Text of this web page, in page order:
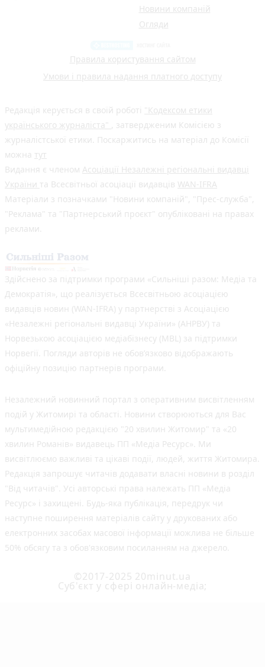
Новини компаній
Огляди
Правила користування сайтом
Умови і правила надання платного доступу
Редакція керується в своїй роботі "Кодексом етики
українського журналіста" , затвердженим Комісією з
журналістської етики. Поскаржитись на матеріал до Комісії
можна тут
Видання є членом Асоціації Незалежні регіональні видавці
України та Всесвітньої асоціації видавців WAN-IFRA
Матеріали з позначками "Новини компаній", "Прес-служба",
"Реклама" та "Партнерський проєкт" опубліковані на правах
реклами.
Здійснено за підтримки програми «Сильніші разом: Медіа та
Демократія», що реалізується Всесвітньою асоціацією
видавців новин (WAN-IFRA) у партнерстві з Асоціацією
«Незалежні регіональні видавці України» (АНРВУ) та
Норвезькою асоціацією медіабізнесу (MBL) за підтримки
Норвегії. Погляди авторів не обов’язково відображають
офіційну позицію партнерів програми.
Незалежний новинний портал з оперативним висвітленням
подій у Житомирі та області. Новини створюються для Вас
мультимедійною редакцією "20 хвилин Житомир" та «20
хвилин Романів» видавець ПП «Медіа Ресурс». Ми
висвітлюємо важливі та цікаві події, людей, життя Житомира.
Редакція запрошує читачів додавати власні новини в розділ
"Від читачів". Усі авторські права належать ПП «Медіа
Ресурс» і захищені. Будь-яка публiкацiя, передрук чи
наступне поширення матеріалів сайту у друкованих або
електронних засобах масової інформації можлива не більше
50% обсягу та з обов'язковим посиланням на джерело.
©2017-2025 20minut.ua
Cуб'єкт у сфері онлайн-медіа;